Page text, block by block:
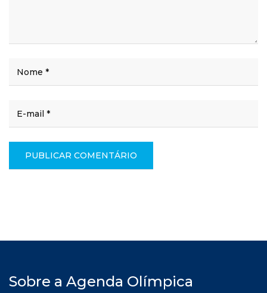
Sobre a Agenda Olímpica